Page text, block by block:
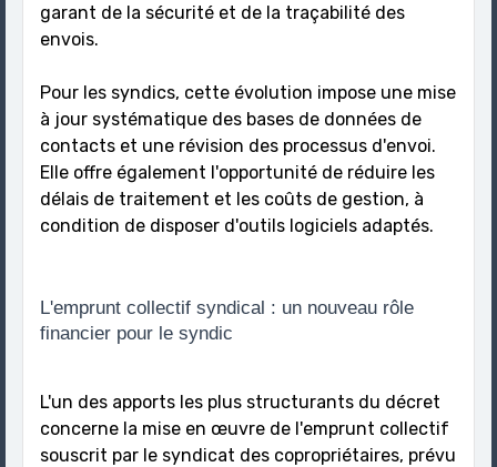
garant de la sécurité et de la traçabilité des
envois.
Pour les syndics, cette évolution impose une mise
à jour systématique des bases de données de
contacts et une révision des processus d'envoi.
Elle offre également l'opportunité de réduire les
délais de traitement et les coûts de gestion, à
condition de disposer d'outils logiciels adaptés.
L'emprunt collectif syndical : un nouveau rôle
financier pour le syndic
L'un des apports les plus structurants du décret
concerne la mise en œuvre de l'emprunt collectif
souscrit par le syndicat des copropriétaires, prévu